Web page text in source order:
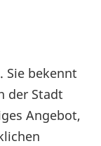
Sie bekennt
der Stadt
Angebot,